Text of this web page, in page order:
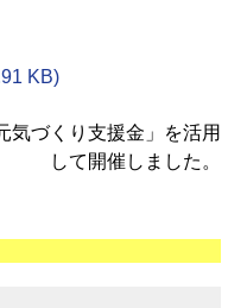
KB)
気づくり支援金」を活用
して開催しました。